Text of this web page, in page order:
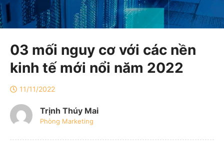
03 mối nguy cơ với các nền
kinh tế mới nổi năm 2022
11/11/2022
Trịnh Thúy Mai
Phòng Marketing